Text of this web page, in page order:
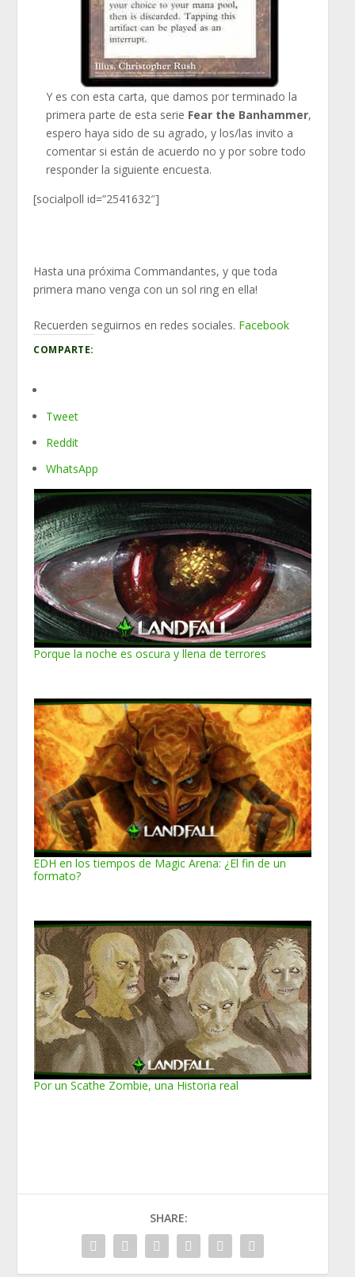
Y es con esta carta, que damos por terminado la
primera parte de esta serie Fear the Banhammer,
espero haya sido de su agrado, y los/las invito a
comentar si están de acuerdo no y por sobre todo
responder la siguiente encuesta.
[socialpoll id=”2541632″]
Hasta una próxima Commandantes, y que toda
primera mano venga con un sol ring en ella!
Recuerden seguirnos en redes sociales. Facebook
COMPARTE:
Tweet
Reddit
WhatsApp
Porque la noche es oscura y llena de terrores
EDH en los tiempos de Magic Arena: ¿El fin de un
formato?
Por un Scathe Zombie, una Historia real
SHARE: